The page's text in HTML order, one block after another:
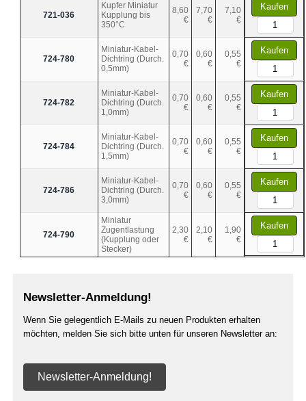
721-036
Kupfer Miniatur
Kupplung bis
350°C
8,60
€
7,70
€
7,10
€
Kaufen
724-780
Miniatur-Kabel-
Dichtring (Durch.
0,5mm)
0,70
€
0,60
€
0,55
€
Kaufen
724-782
Miniatur-Kabel-
Dichtring (Durch.
1,0mm)
0,70
€
0,60
€
0,55
€
Kaufen
724-784
Miniatur-Kabel-
Dichtring (Durch.
1,5mm)
0,70
€
0,60
€
0,55
€
Kaufen
724-786
Miniatur-Kabel-
Dichtring (Durch.
3,0mm)
0,70
€
0,60
€
0,55
€
Kaufen
724-790
Miniatur
Zugentlastung
(Kupplung oder
Stecker)
2,30
€
2,10
€
1,90
€
Kaufen
Newsletter-Anmeldung!
Wenn Sie gelegentlich E-Mails zu neuen Produkten erhalten
möchten, melden Sie sich bitte unten für unseren Newsletter an:
Newsletter-Anmeldung!